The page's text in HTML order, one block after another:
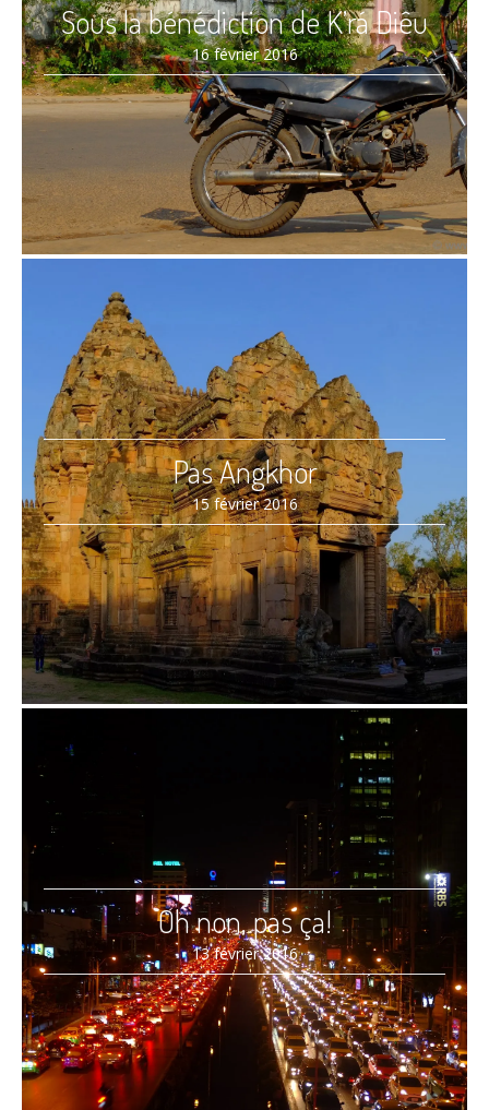
Sous la bénédiction de K’rá Diêu
16 février 2016
Pas Angkhor
15 février 2016
Oh non, pas ça!
13 février 2016